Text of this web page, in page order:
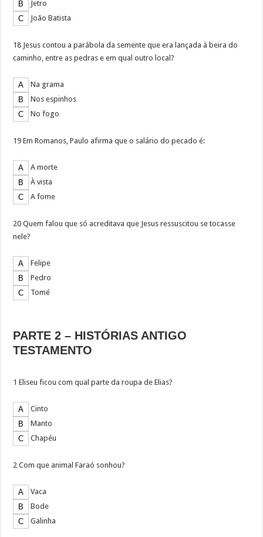
Jetro
João Batista
18 Jesus contou a parábola da semente que era lançada à beira do
caminho, entre as pedras e em qual outro local?
Na grama
Nos espinhos
No fogo
19 Em Romanos, Paulo afirma que o salário do pecado é:
A morte
À vista
A fome
20 Quem falou que só acreditava que Jesus ressuscitou se tocasse
nele?
Felipe
Pedro
Tomé
PARTE 2 – HISTÓRIAS ANTIGO
TESTAMENTO
1 Eliseu ficou com qual parte da roupa de Elias?
Cinto
Manto
Chapéu
2 Com que animal Faraó sonhou?
Vaca
Bode
Galinha